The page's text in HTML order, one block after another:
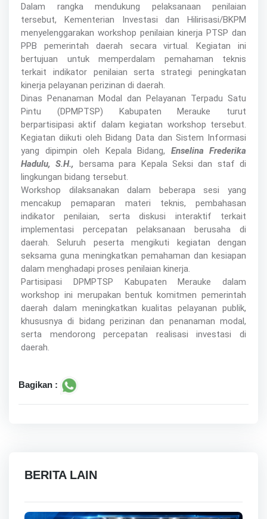
Dalam rangka mendukung pelaksanaan penilaian
tersebut, Kementerian Investasi dan Hilirisasi/BKPM
menyelenggarakan workshop penilaian kinerja PTSP dan
PPB pemerintah daerah secara virtual. Kegiatan ini
bertujuan untuk memperdalam pemahaman teknis
terkait indikator penilaian serta strategi peningkatan
kinerja pelayanan perizinan di daerah.
Dinas Penanaman Modal dan Pelayanan Terpadu Satu
Pintu (DPMPTSP) Kabupaten Merauke turut
berpartisipasi aktif dalam kegiatan workshop tersebut.
Kegiatan diikuti oleh Bidang Data dan Sistem Informasi
yang dipimpin oleh Kepala Bidang, Enselina Frederika
Hadulu, S.H., bersama para Kepala Seksi dan staf di
lingkungan bidang tersebut.
Workshop dilaksanakan dalam beberapa sesi yang
mencakup pemaparan materi teknis, pembahasan
indikator penilaian, serta diskusi interaktif terkait
implementasi percepatan pelaksanaan berusaha di
daerah. Seluruh peserta mengikuti kegiatan dengan
seksama guna meningkatkan pemahaman dan kesiapan
dalam menghadapi proses penilaian kinerja.
Partisipasi DPMPTSP Kabupaten Merauke dalam
workshop ini merupakan bentuk komitmen pemerintah
daerah dalam meningkatkan kualitas pelayanan publik,
khususnya di bidang perizinan dan penanaman modal,
serta mendorong percepatan realisasi investasi di
daerah.
Bagikan :
BERITA LAIN